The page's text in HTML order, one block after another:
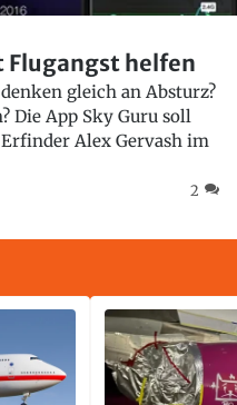
Flugangst helfen
gleich an Absturz?
Die App Sky Guru soll
Alex Gervash im
2